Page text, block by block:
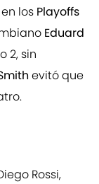
los Playoffs
Eduard
2, sin
evitó que
Rossi,